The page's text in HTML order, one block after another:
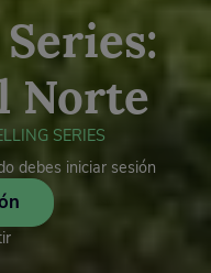
Norte
SERIES
debes iniciar sesión